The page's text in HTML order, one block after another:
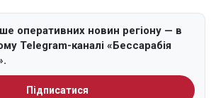
оперативних новин регіону — в
Telegram-каналі «Бессарабія
Підписатися